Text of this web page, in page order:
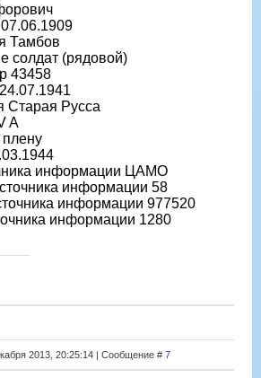
Тамбов
солдат (рядовой)
43458
Старая Русса
A
информации ЦАМО
информации 58
информации 977520
информации 1280
2013, 20:25:14 | Сообщение # 7